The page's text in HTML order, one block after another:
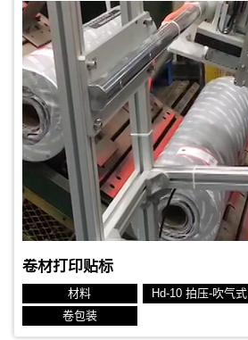
卷材打印贴标
材料 Hd-10 拍压-吹气式
卷包装
贴标对象：圆桶
贴标位置：侧面
生产节拍：6秒
标签规格：50x80 mm 热转印标签